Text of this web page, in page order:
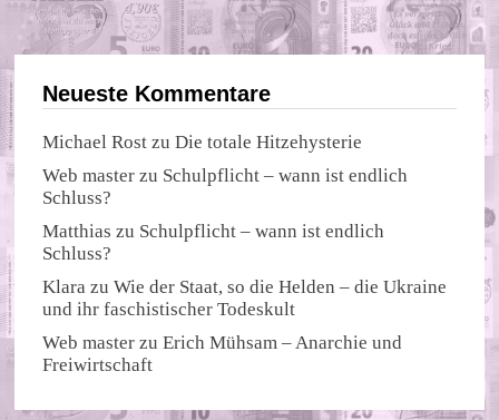
Neueste Kommentare
Michael Rost zuDie totale Hitzehysterie
Web master zu Schulpflicht – wann ist endlich
Schluss?
Matthias zu Schulpflicht – wann ist endlich
Schluss?
Klara zuWie der Staat, so die Helden – die Ukraine
und ihr faschistischer Todeskult
Web master zuErich Mühsam – Anarchie und
Freiwirtschaft